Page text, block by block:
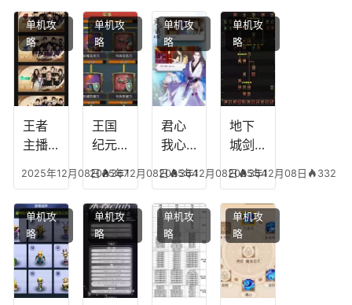
能，
游龙
传说
多少
级能
挖矿
点，
王者
技能
可以
放三
个是
什么
模式
技
能，
失心
符命
中后
附加
五雷
搭配
阵
容，
复古
传奇
英雄
版哪
个组
合平
王者
主播
搭
配，
王者
最强
的主
播
2025年12月08日 367
单机攻
略
王国
纪元
搭
配，
王国
纪元
最强
2025年12月08日 364
单机攻
略
君心
我心
宫攻
略，
君心
我心
剧情
文本
2025年12月08日 354
单机攻
略
地下
城剑
能加
点
图，
地下
城剑
神用
什么
2025年12月08日 332
单机攻
略
单机攻
略
单机攻
略
单机攻
略
单机攻
略